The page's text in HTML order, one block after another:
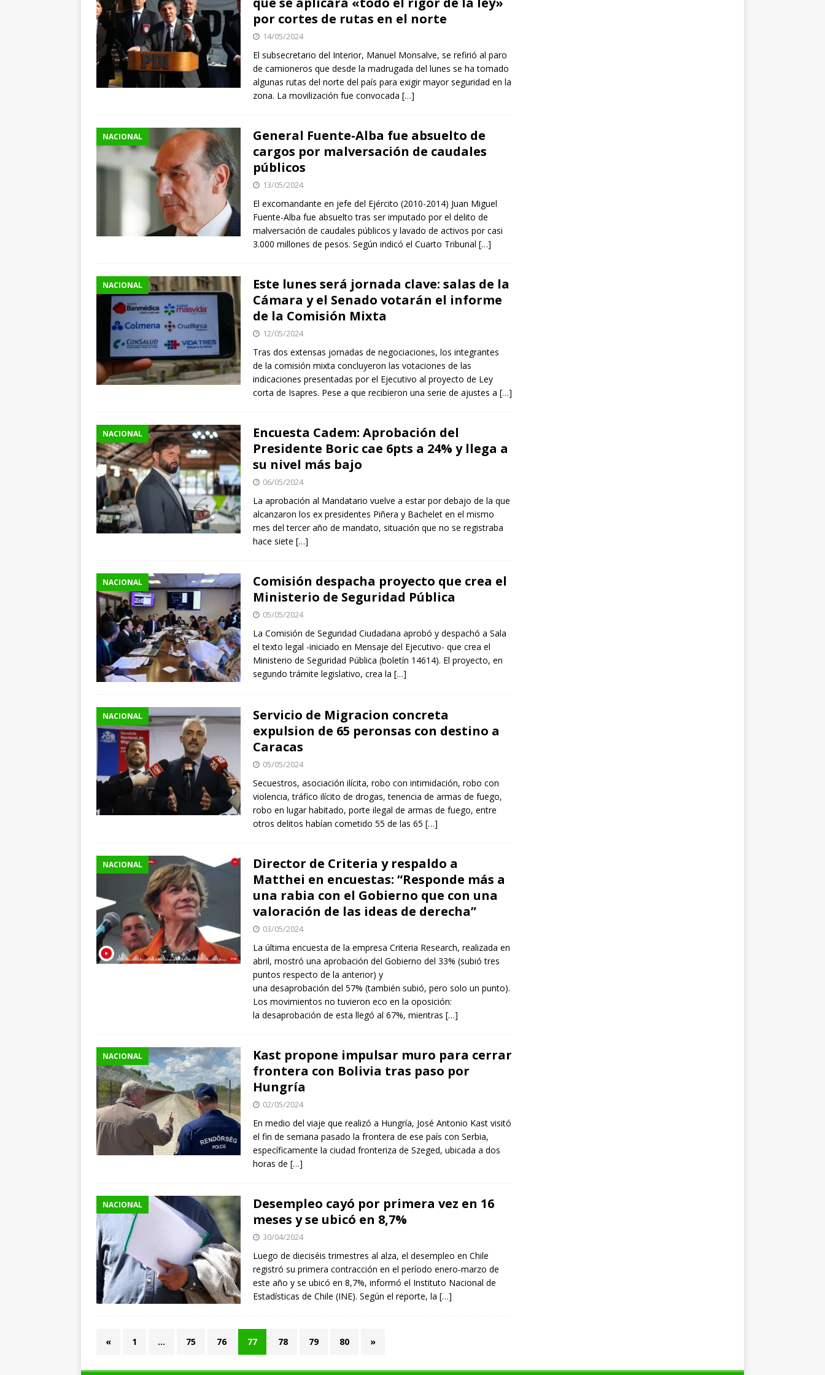
[ 07/08/2026 ]
Chile y Venezuela reactivan oficialmente sus relaciones consulares tras
intercambio diplomático
NACIONAL
[ 07/08/2026 ]
Qué se sabe del grave accidente vehicular que sufrió Nelson Tapia:
conducía en estado de ebriedad
DEPORTES
Alerta preventiva para la Región de Tarapacá
por cortes de rutas en el norte
14/05/2024
El subsecretario del Interior, Manuel Monsalve, se refirió al paro
de camioneros que desde la madrugada del lunes se ha tomado
algunas rutas del norte del país para exigir mayor seguridad en la
zona. La movilización fue convocada […]
NACIONAL
General Fuente-Alba fue absuelto de
cargos por malversación de caudales
públicos
13/05/2024
El excomandante en jefe del Ejército (2010-2014) Juan Miguel
Fuente-Alba fue absuelto tras ser imputado por el delito de
malversación de caudales públicos y lavado de activos por casi
3.000 millones de pesos. Según indicó el Cuarto Tribunal […]
NACIONAL
Este lunes será jornada clave: salas de la
Cámara y el Senado votarán el informe
de la Comisión Mixta
12/05/2024
Tras dos extensas jornadas de negociaciones, los integrantes
de la comisión mixta concluyeron las votaciones de las
indicaciones presentadas por el Ejecutivo al proyecto de Ley
corta de Isapres. Pese a que recibieron una serie de ajustes a […]
NACIONAL
Encuesta Cadem: Aprobación del
Presidente Boric cae 6pts a 24% y llega a
su nivel más bajo
06/05/2024
La aprobación al Mandatario vuelve a estar por debajo de la que
alcanzaron los ex presidentes Piñera y Bachelet en el mismo
mes del tercer año de mandato, situación que no se registraba
hace siete […]
NACIONAL
Comisión despacha proyecto que crea el
Ministerio de Seguridad Pública
05/05/2024
La Comisión de Seguridad Ciudadana aprobó y despachó a Sala
el texto legal -iniciado en Mensaje del Ejecutivo- que crea el
Ministerio de Seguridad Pública (boletín 14614). El proyecto, en
segundo trámite legislativo, crea la […]
NACIONAL
Servicio de Migracion concreta
expulsion de 65 peronsas con destino a
Caracas
05/05/2024
Secuestros, asociación ilícita, robo con intimidación, robo con
violencia, tráfico ilícito de drogas, tenencia de armas de fuego,
robo en lugar habitado, porte ilegal de armas de fuego, entre
otros delitos habían cometido 55 de las 65 […]
NACIONAL
Director de Criteria y respaldo a
Matthei en encuestas: “Responde más a
una rabia con el Gobierno que con una
valoración de las ideas de derecha”
03/05/2024
La última encuesta de la empresa Criteria Research, realizada en
abril, mostró una aprobación del Gobierno del 33% (subió tres
puntos respecto de la anterior) y
una desaprobación del 57% (también subió, pero solo un punto).
Los movimientos no tuvieron eco en la oposición:
la desaprobación de esta llegó al 67%, mientras […]
NACIONAL
Kast propone impulsar muro para cerrar
frontera con Bolivia tras paso por
Hungría
02/05/2024
En medio del viaje que realizó a Hungría, José Antonio Kast visitó
el fin de semana pasado la frontera de ese país con Serbia,
específicamente la ciudad fronteriza de Szeged, ubicada a dos
horas de […]
NACIONAL
Desempleo cayó por primera vez en 16
meses y se ubicó en 8,7%
30/04/2024
Luego de dieciséis trimestres al alza, el desempleo en Chile
registró su primera contracción en el período enero-marzo de
este año y se ubicó en 8,7%, informó el Instituto Nacional de
Estadísticas de Chile (INE). Según el reporte, la […]
« 1 … 75 76 77 78 79 80 »